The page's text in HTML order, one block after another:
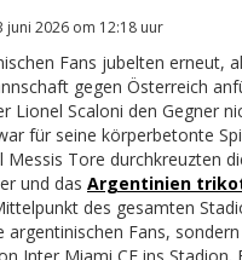
juni 2026 om 12:18 uur
Fans jubelten erneut,
gegen Österreich
Lionel Scaloni den Gegner
für seine körperbetonte
Messis Tore durchkreuzten
und das Argentinien
des gesamten
argentinischen Fans,